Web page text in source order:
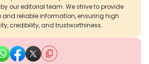
our editorial team. We strive to provide
reliable information, ensuring high
credibility, and trustworthiness.